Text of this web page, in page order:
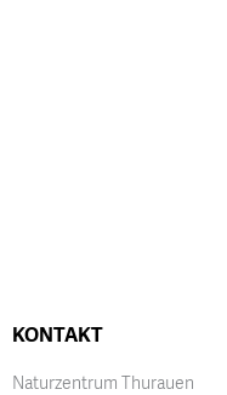
KONTAKT
Naturzentrum Thurauen